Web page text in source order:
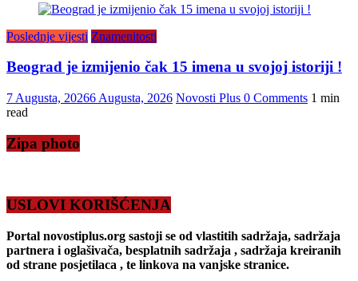
Poslednje vijesti Znamenitosti
Beograd je izmijenio čak 15 imena u svojoj istoriji !
7 Augusta, 20266 Augusta, 2026 Novosti Plus 0 Comments 1 min
read
Zipa photo
USLOVI KORIŠĆENJA
Portal novostiplus.org sastoji se od vlastitih sadržaja, sadržaja
partnera i oglašivača, besplatnih sadržaja , sadržaja kreiranih
od strane posjetilaca , te linkova na vanjske stranice.